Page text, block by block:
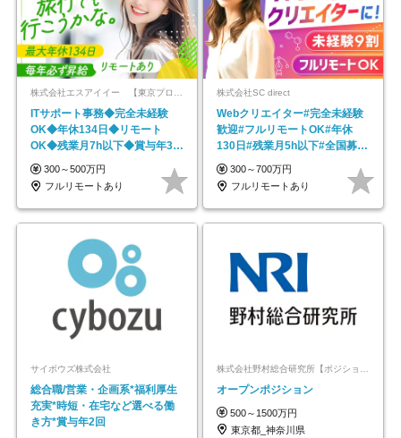
ITサポート事務◆完全未経験
OK◆年休134日◆リモート
OK◆残業月7h以下◆賞与年3回
◆5年目まで必ず昇給
300～500万円
フルリモートあり
株式会社SC direct
Webクリエイター#完全未経験
歓迎#フルリモートOK#年休
130日#残業月5h以下#全国募集
#最大1年の研修
300～700万円
フルリモートあり
サイボウズ株式会社
総合職/営業・企画系*福利厚生
充実*時短・在宅など選べる働
き方*賞与年2回
オープンポジション
500～1500万円
東京都_神奈川県